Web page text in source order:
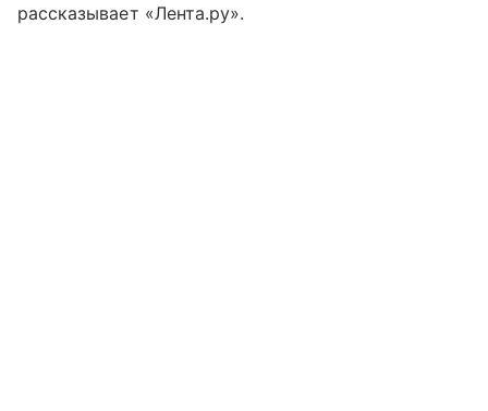
рассказывает «Лента.ру».